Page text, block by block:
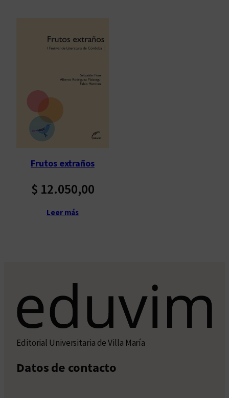
Frutos extraños
$ 12.050,00
Leer más
Editorial Universitaria de Villa María
Datos de contacto